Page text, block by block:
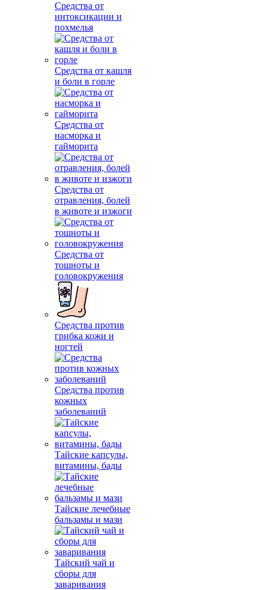
Средства от
интоксикации и
похмелья
Средства от кашля
и боли в горле
Средства от
насморка и
гайморита
Средства от
отравления, болей
в животе и изжоги
Средства от
тошноты и
головокружения
Средства против
грибка кожи и
ногтей
Средства против
кожных
заболеваний
Тайские капсулы,
витамины, бады
Тайские лечебные
бальзамы и мази
Тайский чай и
сборы для
заваривания